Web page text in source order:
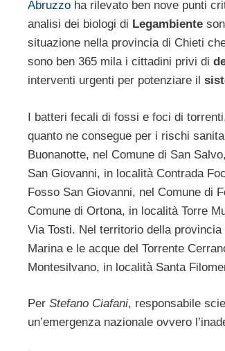
Abruzzo ha rilevato ben nove punti
analisi dei biologi di Legambiente
situazione nella provincia di Chieti
sono ben 365 mila i cittadini privi di
interventi urgenti per potenziare il
I batteri fecali di fossi e foci di
quanto ne consegue per i rischi
Buonanotte, nel Comune di San
San Giovanni, in località Contrada
Fosso San Giovanni, nel Comune di
Comune di Ortona, in località Torre
Via Tosti. Nel territorio della provincia
Marina e le acque del Torrente
Montesilvano, in località Santa
Per Stefano Ciafani, responsabile
un’emergenza nazionale ovvero